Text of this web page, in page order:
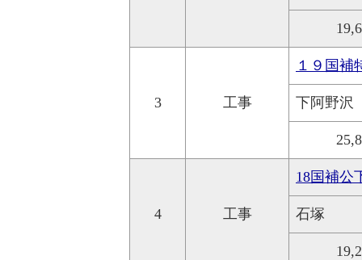
3 工事
１９国補
下阿野沢
4 工事
18国補公
石塚